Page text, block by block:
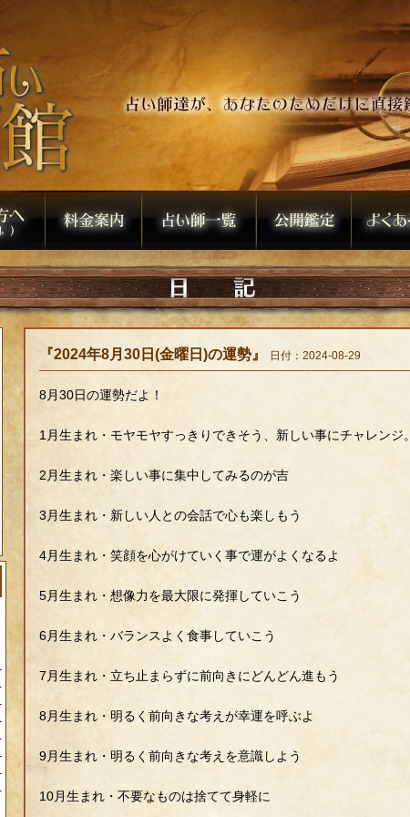
『2024年8月30日(金曜日)の運勢』 日付：2024-08-29
8月30日の運勢だよ！
1月生まれ・モヤモヤすっきりできそう、新しい事にチャレンジ
2月生まれ・楽しい事に集中してみるのが吉
3月生まれ・新しい人との会話で心も楽しもう
4月生まれ・笑顔を心がけていく事で運がよくなるよ
5月生まれ・想像力を最大限に発揮していこう
6月生まれ・バランスよく食事していこう
7月生まれ・立ち止まらずに前向きにどんどん進もう
8月生まれ・明るく前向きな考えが幸運を呼ぶよ
9月生まれ・明るく前向きな考えを意識しよう
10月生まれ・不要なものは捨てて身軽に